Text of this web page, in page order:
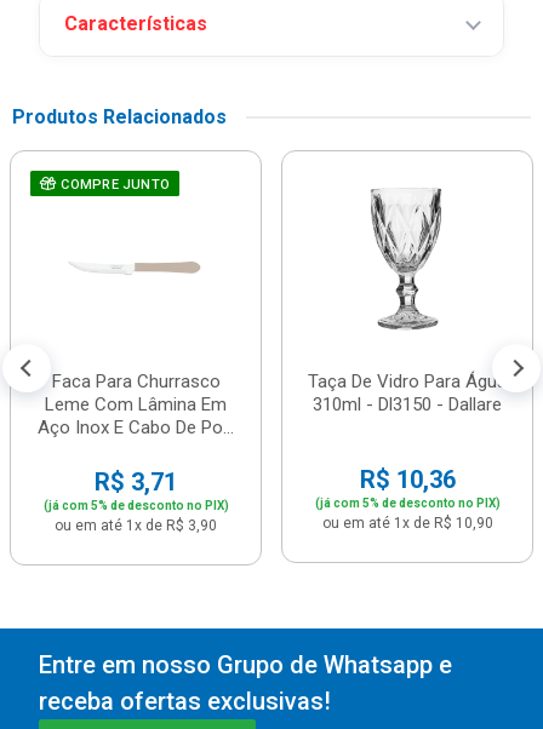
Características
Produtos Relacionados
COMPRE JUNTO
Faca Para Churrasco
Leme Com Lâmina Em
Aço Inox E Cabo De Po...
R$ 3,71
(já com 5% de desconto no PIX)
ou em até 1x de R$ 3,90
Taça De Vidro Para Água
310ml - Dl3150 - Dallare
R$ 10,36
(já com 5% de desconto no PIX)
ou em até 1x de R$ 10,90
Entre em nosso Grupo de Whatsapp e
receba ofertas exclusivas!